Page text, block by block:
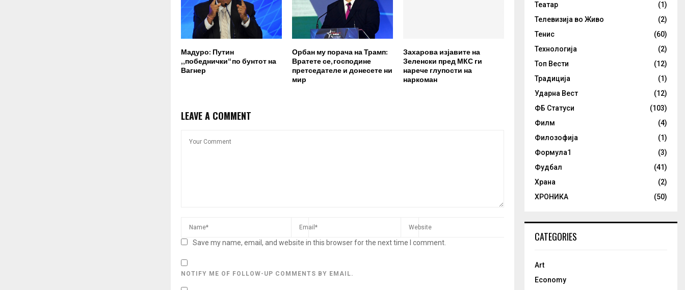
Мадуро: Путин
„победнички“ по бунтот на
Вагнер
Орбан му порача на Трамп:
Вратете се, господине
претседателе и донесете ни
мир
Захарова изјавите на
Зеленски пред МКС ги
нарече глупости на
наркоман
LEAVE A COMMENT
Save my name, email, and website in this browser for the next time I comment.
NOTIFY ME OF FOLLOW-UP COMMENTS BY EMAIL.
Театар
(1)
Телевизија во Живо
(2)
Тенис
(60)
Технологија
(2)
Топ Вести
(12)
Традиција
(1)
Ударна Вест
(12)
ФБ Статуси
(103)
Филм
(4)
Филозофија
(1)
Формула1
(3)
Фудбал
(41)
Храна
(2)
ХРОНИКА
(50)
CATEGORIES
Art
Economy